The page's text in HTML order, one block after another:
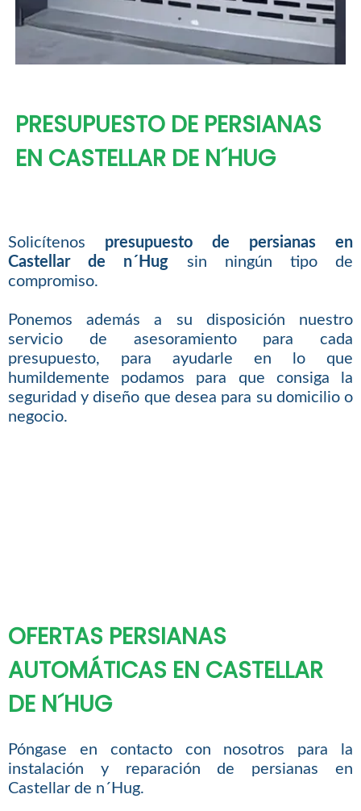
PRESUPUESTO DE PERSIANAS
EN CASTELLAR DE N´HUG
Solicítenos presupuesto de persianas en
Castellar de n´Hug sin ningún tipo de
compromiso.
Ponemos además a su disposición nuestro
servicio de asesoramiento para cada
presupuesto, para ayudarle en lo que
humildemente podamos para que consiga la
seguridad y diseño que desea para su domicilio o
negocio.
OFERTAS PERSIANAS
AUTOMÁTICAS EN CASTELLAR
DE N´HUG
Póngase en contacto con nosotros para la
instalación y reparación de persianas en
Castellar de n´Hug.